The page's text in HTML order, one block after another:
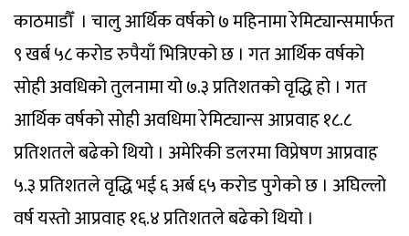
काठमाडौँ । चालु आर्थिक वर्षको ७ महिनामा रेमिट्यान्समार्फत
९ खर्ब ५८ करोड रुपैयाँ भित्रिएको छ । गत आर्थिक वर्षको
सोही अवधिको तुलनामा यो ७.३ प्रतिशतको वृद्धि हो । गत
आर्थिक वर्षको सोही अवधिमा रेमिट्यान्स आप्रवाह १८.८
प्रतिशतले बढेको थियो । अमेरिकी डलरमा विप्रेषण आप्रवाह
५.३ प्रतिशतले वृद्धि भई ६ अर्ब ६५ करोड पुगेको छ । अघिल्लो
वर्ष यस्तो आप्रवाह १६.४ प्रतिशतले बढेको थियो ।